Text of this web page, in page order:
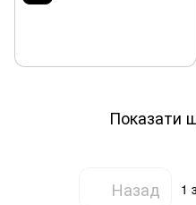
Показати
Назад 1